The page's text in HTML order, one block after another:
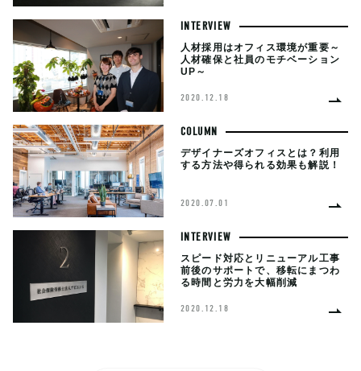
INTERVIEW
人材採用はオフィス環境が重要～
人材確保と社員のモチベーション
UP～
2020.12.18
COLUMN
デザイナーズオフィスとは？利用
する方法や得られる効果も解説！
2020.07.01
INTERVIEW
スピード対応とリニューアル工事
前後のサポートで、移転にまつわ
る時間と労力を大幅削減
2020.12.18